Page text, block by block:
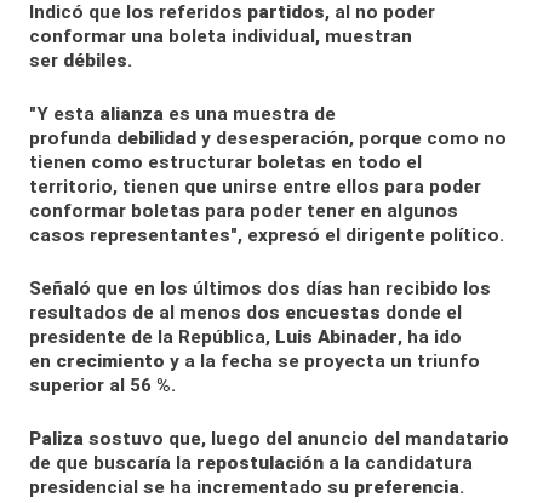
Indicó que los referidos partidos, al no poder
conformar una boleta individual, muestran
ser débiles.
"Y esta alianza es una muestra de
profunda debilidad y desesperación, porque como no
tienen como estructurar boletas en todo el
territorio, tienen que unirse entre ellos para poder
conformar boletas para poder tener en algunos
casos representantes", expresó el dirigente político.
Señaló que en los últimos dos días han recibido los
resultados de al menos dos encuestas donde el
presidente de la República, Luis Abinader, ha ido
en crecimiento y a la fecha se proyecta un triunfo
superior al 56 %.
Paliza sostuvo que, luego del anuncio del mandatario
de que buscaría la repostulación a la candidatura
presidencial se ha incrementado su preferencia.